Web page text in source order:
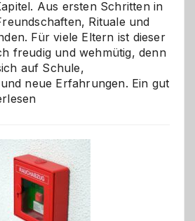
Aus ersten Schritten in
Rituale und
Für viele Eltern ist dieser
freudig und wehmütig, denn
auf Schule,
neue Erfahrungen. Ein gut